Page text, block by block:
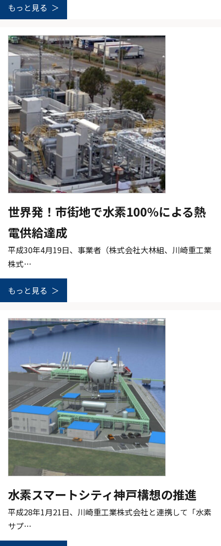
もっと見る
世界発！市街地で水素100%による熱
電供給達成
平成30年4月19日、事業者（株式会社大林組、川崎重工業
株式…
もっと見る
水素スマートシティ神戸構想の推進
平成28年1月21日、川崎重工業株式会社と連携して「水素
サプ…